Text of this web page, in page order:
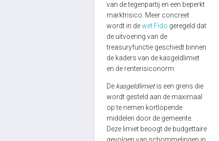
van de tegenpartij en een beperkt
marktrisico. Meer concreet
wordt in dewet Fido geregeld dat
de uitvoering van de
treasuryfunctie geschiedt binnen
de kaders van de kasgeldlimiet
en de renterisiconorm.
De kasgeldlimietis een grens die
wordt gesteld aan de maximaal
op te nemen kortlopende
middelen door de gemeente.
Deze limiet beoogt de budgettaire